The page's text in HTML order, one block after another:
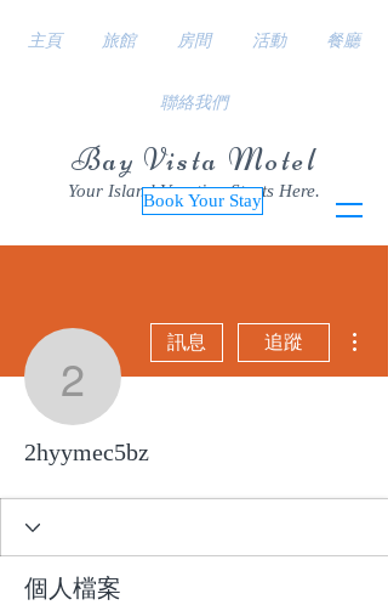
Bay Vista Motel
Your Island Vacation Starts Here.
Book Your Stay
主頁 旅館 房間 活動 餐廳
聯絡我們
2hyymec5bz
訊息 追蹤
2hyymec5bz
個人檔案